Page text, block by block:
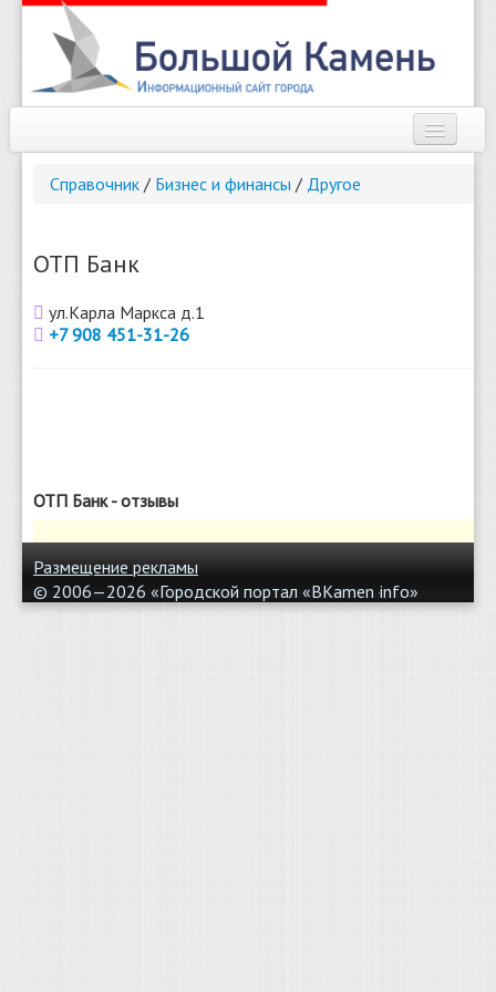
Новости
Погода
Справочник / Бизнес и финансы / Другое
ОТП Банк
ул.Карла Маркса д.1
+7 908 451-31-26
ОТП Банк - отзывы
Размещение рекламы
© 2006—2026 «Городской портал «BKamen info»